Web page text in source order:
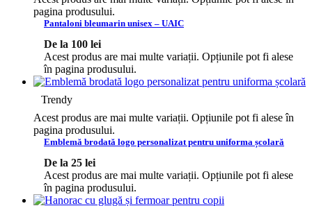
pagina produsului.
Pantaloni bleumarin unisex – UAIC
De la 100 lei
Acest produs are mai multe variații. Opțiunile pot fi alese
în pagina produsului.
Trendy
Acest produs are mai multe variații. Opțiunile pot fi alese în
pagina produsului.
Emblemă brodată logo personalizat pentru uniforma școlară
De la 25 lei
Acest produs are mai multe variații. Opțiunile pot fi alese
în pagina produsului.